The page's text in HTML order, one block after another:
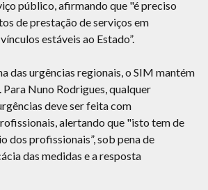
público, afirmando que "é preciso
de prestação de serviços em
estáveis ao Estado”.
das urgências regionais, o SIM mantém
Nuno Rodrigues, qualquer
deve ser feita com
alertando que "isto tem de
dos profissionais”, sob pena de
das medidas e a resposta